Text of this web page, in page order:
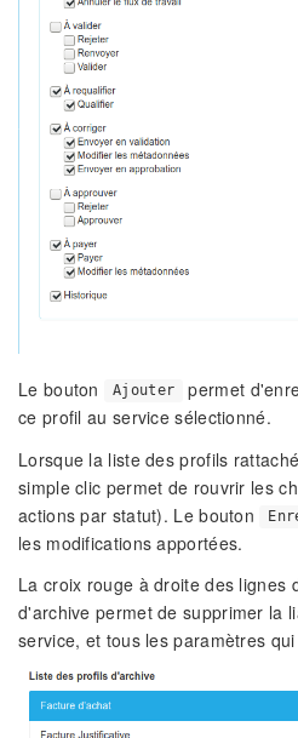
Le bouton Ajouter
permet
ce profil au service sélectionné.
Lorsque la liste des profils
simple clic permet de rouvrir les
actions par statut). Le bouton
les modifications apportées.
La croix rouge à droite des lignes
d'archive permet de supprimer la
service, et tous les paramètres